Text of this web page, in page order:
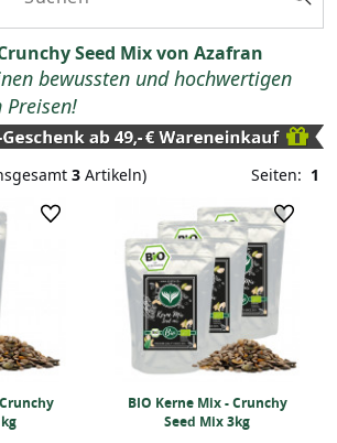
Seed Mix von Azafran
bewussten und hochwertigen
Preisen!
3 Artikeln) Seiten: 1
BIO Kerne Mix - Crunchy
Seed Mix 3kg